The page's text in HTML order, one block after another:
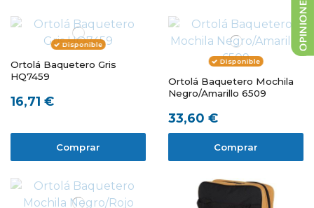
Disponible
Ortolá Baquetero Gris
HQ7459
16,71 €
Comprar
Disponible
Ortolá Baquetero Mochila
Negro/Amarillo 6509
33,60 €
Comprar